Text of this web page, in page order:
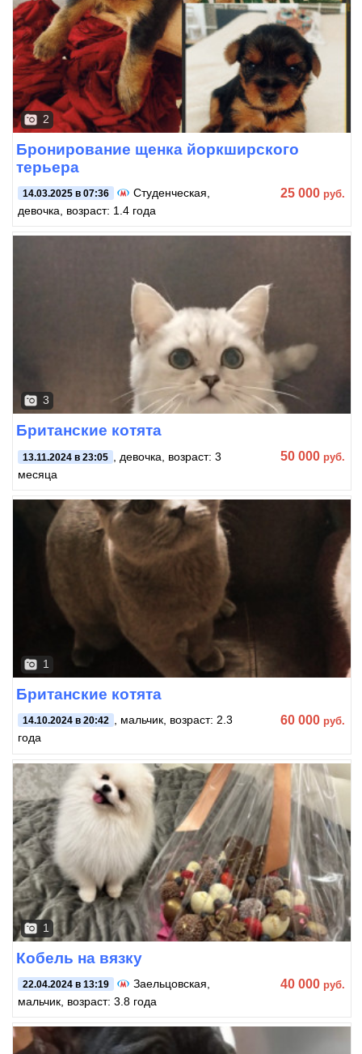
2
Бронирование щенка йоркширского
терьера
14.03.2025 в 07:36 Студенческая
девочка, возраст: 1.4 года
25 000 руб.
3
Британские котята
13.11.2024 в 23:05
, девочка, возраст: 3
месяца
50 000 руб.
1
Британские котята
14.10.2024 в 20:42
, мальчик, возраст: 2.3
года
60 000 руб.
1
Кобель на вязку
22.04.2024 в 13:19 Заельцовская
мальчик, возраст: 3.8 года
40 000 руб.